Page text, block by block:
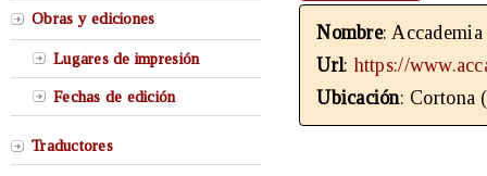
Obras y ediciones
Lugares de impresión
Fechas de edición
Traductores
Nombre:
Url: https://
Ubicación: Cortona